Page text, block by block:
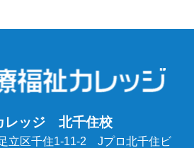
員養成講座
成研修
養成研修
策講座（通学コース）
対策講座（通学コース）
レッジ 北千住校
立区千住1-11-2 Jプロ北千住ビ